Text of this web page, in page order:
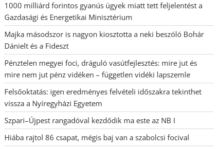
1000 milliárd forintos gyanús ügyek miatt tett feljelentést a
Gazdasági és Energetikai Minisztérium
Majka másodszor is nagyon kiosztotta a neki beszóló Bohár
Dánielt és a Fideszt
Pénztelen megyei foci, dráguló vasútfejlesztés: mire jut és
mire nem jut pénz vidéken – független vidéki lapszemle
Felsőoktatás: igen eredményes felvételi időszakra tekinthet
vissza a Nyíregyházi Egyetem
Szpari–Újpest rangadóval kezdődik ma este az NB I
Hiába rajtol 86 csapat, mégis baj van a szabolcsi focival